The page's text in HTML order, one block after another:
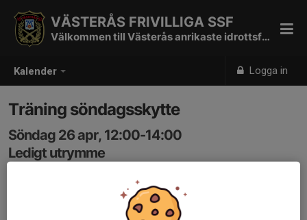
Kalender Logga in
VÄSTERÅS FRIVILLIGA SSF
Välkommen till Västerås anrikaste idrottsförening
Träning söndagsskytte
Söndag 26 apr, 12:00-14:00
Ledigt utrymme
Samling: 12:00, Paviljongen
Gemensam tid för mer strukturerat skytte.